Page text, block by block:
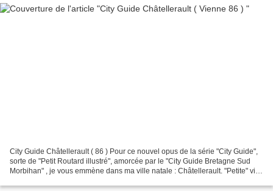
City Guide Châtellerault ( 86 ) Pour ce nouvel opus de la série "City Guide",
sorte de "Petit Routard illustré", amorcée par le "City Guide Bretagne Sud
Morbihan" , je vous emmène dans ma ville natale : Châtellerault. "Petite" ville